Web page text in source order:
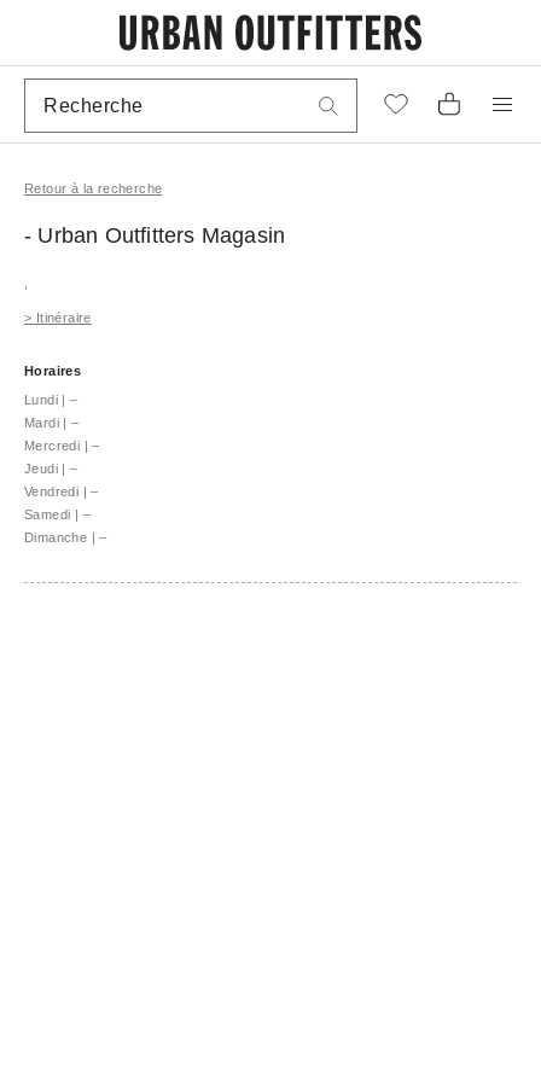
Retour à la recherche
- Urban Outfitters Magasin
> Itinéraire
Horaires
Lundi | –
Mardi | –
Mercredi | –
Jeudi | –
Vendredi | –
Samedi | –
Dimanche | –